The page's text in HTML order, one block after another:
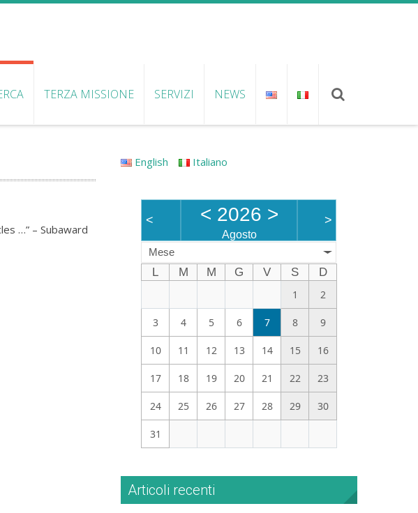
TERZA MISSIONE SERVIZI NEWS
…” – Subaward
English Italiano
< < 2026 >
Agosto
>
Mese
L M M G V S
D
1
2
3 4 5 6 7 8 9
10 11 12 13 14 15 16
17 18 19 20 21 22 23
24 25 26 27 28 29 30
31
Articoli recenti